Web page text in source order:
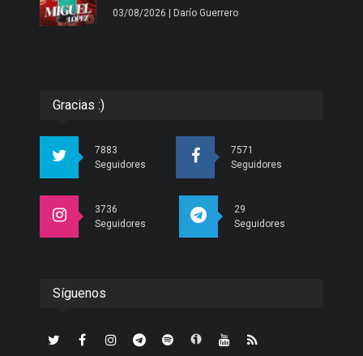
03/08/2026 | Darío Guerrero
Gracias :)
7883
Seguidores
7571
Seguidores
3736
Seguidores
29
Seguidores
Síguenos